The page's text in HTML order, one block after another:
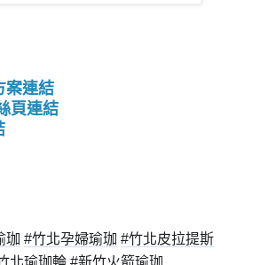
案連結
頁連結
珈 #竹北孕婦瑜珈 #竹北皮拉提斯
北瑜珈輪 #新竹火箭瑜珈